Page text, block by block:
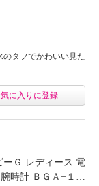
タフでかわいい見た
に入りに登録
ーＧ レディース 電
時計 ＢＧＡ−１…